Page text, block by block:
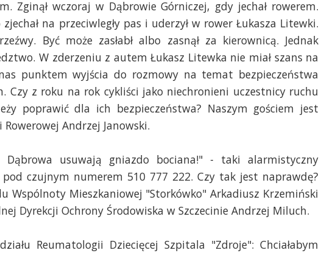
Zginął wczoraj w Dąbrowie Górniczej, gdy jechał rowerem.
na przeciwległy pas i uderzył w rower Łukasza Litewki.
Być może zasłabł albo zasnął za kierownicą. Jednak
W zderzeniu z autem Łukasz Litewka nie miał szans na
punktem wyjścia do rozmowy na temat bezpieczeństwa
Czy z roku na rok cykliści jako niechronieni uczestnicy ruchu
poprawić dla ich bezpieczeństwa? Naszym gościem jest
Rowerowej Andrzej Janowski.
usuwają gniazdo bociana!" - taki alarmistyczny
pod czujnym numerem 510 777 222. Czy tak jest naprawdę?
Wspólnoty Mieszkaniowej "Storkówko" Arkadiusz Krzemiński
Dyrekcji Ochrony Środowiska w Szczecinie Andrzej Miluch.
Reumatologii Dziecięcej Szpitala "Zdroje": Chciałabym